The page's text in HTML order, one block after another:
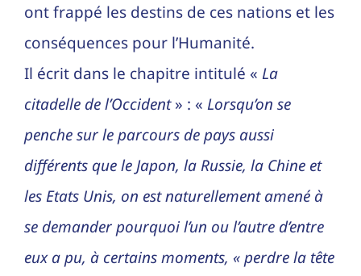
ont frappé les destins de ces nations et les
conséquences pour l’Humanité.
Il écrit dans le chapitre intitulé « La
citadelle de l’Occident» : « Lorsqu’on se
penche sur le parcours de pays aussi
différents que le Japon, la Russie, la Chine et
les Etats Unis, on est naturellement amené à
se demander pourquoi l’un ou l’autre d’entre
eux a pu, à certains moments, « perdre la tête